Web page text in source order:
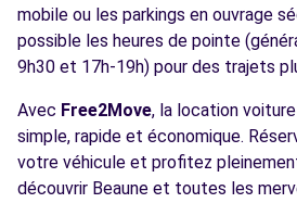
mobile ou les parkings en ouvrage
possible les heures de pointe
9h30 et 17h-19h) pour des trajets
Avec Free2Move, la location
simple, rapide et économique.
votre véhicule et profitez
découvrir Beaune et toutes les